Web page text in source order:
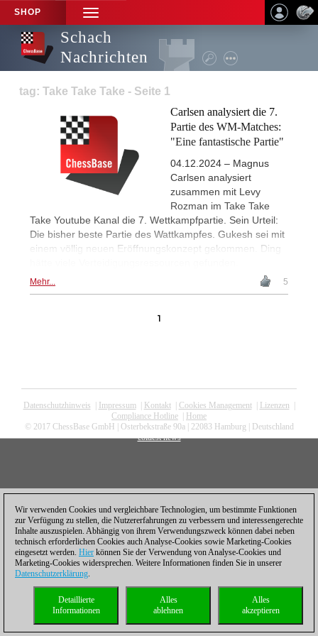
SHOP
TOGGLE
NAVIGATION
Schach
Nachrichten
tag: Take Take Take - Seite 1
Carlsen analysiert die 7.
Partie des WM-Matches:
"Eine fantastische Partie"
04.12.2024 – Magnus
Carlsen analysiert
zusammen mit Levy
Rozman im Take Take
Take Youtube Kanal die 7. Wettkampfpartie. Sein Urteil:
Die bisher beste Partie des Wattkampfes. Gukesh sei mit
einem völlig neuen Eröffnungskonzept gekommen. Ding
Mehr... 5
1
Datenschutzhinweis Impressum| Kontakt| Cookies Management| Lizenzen
Compliance Hotline
Home
© 2017 ChessBase GmbH | Osterbekstraße 90a | 22083 Hamburg | Deutschland
coldest news
Wir verwenden Cookies und vergleichbare Technologien, um bestimmte Funktionen
zur Verfügung zu stellen, die Nutzererfahrungen zu verbessern und interessengerechte
Inhalte auszuspielen. Abhängig von ihrem Verwendungszweck können dabei neben
technisch erforderlichen Cookies auch Analyse-Cookies sowie Marketing-Cookies
eingesetzt werden. Hier können Sie der Verwendung von Analyse-Cookies und
Marketing-Cookies widersprechen. Weitere Informationen finden Sie in unserer
Datenschutzerklärung.
Alles
akzeptieren
Alles
ablehnen
Detaillierte
Informationen